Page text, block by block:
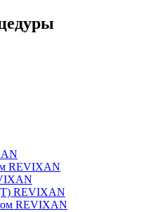
REVIXAN
REVIXAN
REVIXAN